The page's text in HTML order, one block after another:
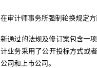
在审计师事务所强制轮换规定
新通过的法规及修订案包含一
计业务采用了公开投标方式或
公司和上市公司。